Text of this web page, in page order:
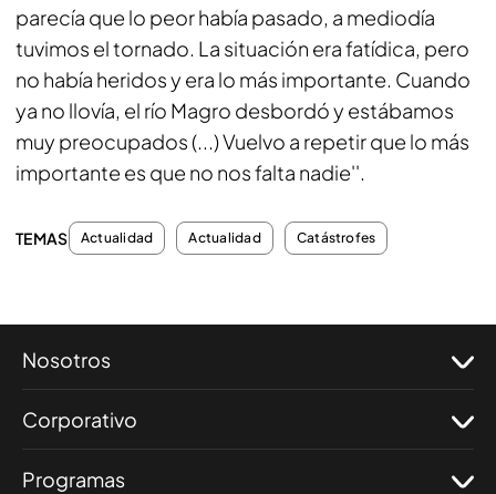
parecía que lo peor había pasado, a mediodía
tuvimos el tornado. La situación era fatídica, pero
no había heridos y era lo más importante. Cuando
ya no llovía, el río Magro desbordó y estábamos
muy preocupados (...) Vuelvo a repetir que lo más
importante es que no nos falta nadie''.
TEMAS Actualidad Actualidad Catástrofes
Nosotros
Corporativo
Programas